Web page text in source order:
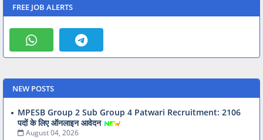
FREE JOB ALERTS
NEW POSTS
MPESB Group 2 Sub Group 4 Patwari Recruitment: 2106
पदों के लिए ऑनलाइन आवेदन
August 04, 2026